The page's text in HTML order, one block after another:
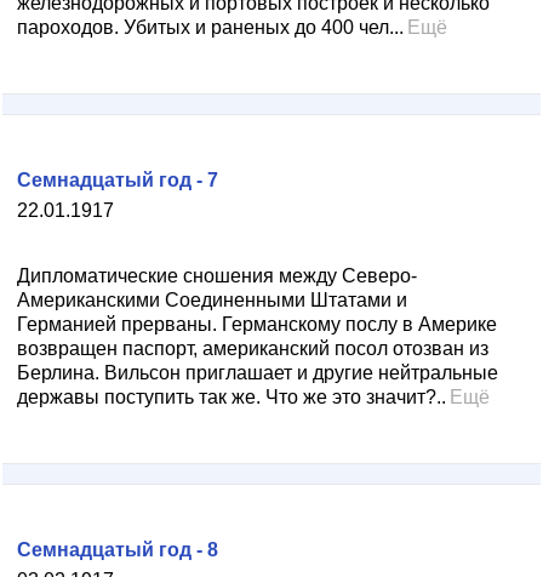
пароходов. Убитых и раненых до 400 чел... Ещё
22.01.1917
Семнадцатый год - 7
Дипломатические сношения между Северо-
Американскими Соединенными Штатами и
Германией прерваны. Германскому послу в Америке
возвращен паспорт, американский посол отозван из
Берлина. Вильсон приглашает и другие нейтральные
державы поступить так же. Что же это значит?.. Ещё
Семнадцатый год - 8